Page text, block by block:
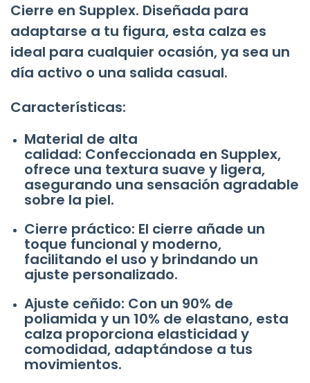
Cierre en Supplex. Diseñada para
adaptarse a tu figura, esta calza es
ideal para cualquier ocasión, ya sea un
día activo o una salida casual.
Características:
Material de alta
calidad: Confeccionada en Supplex,
ofrece una textura suave y ligera,
asegurando una sensación agradable
sobre la piel.
Cierre práctico: El cierre añade un
toque funcional y moderno,
facilitando el uso y brindando un
ajuste personalizado.
Ajuste ceñido: Con un 90% de
poliamida y un 10% de elastano, esta
calza proporciona elasticidad y
comodidad, adaptándose a tus
movimientos.